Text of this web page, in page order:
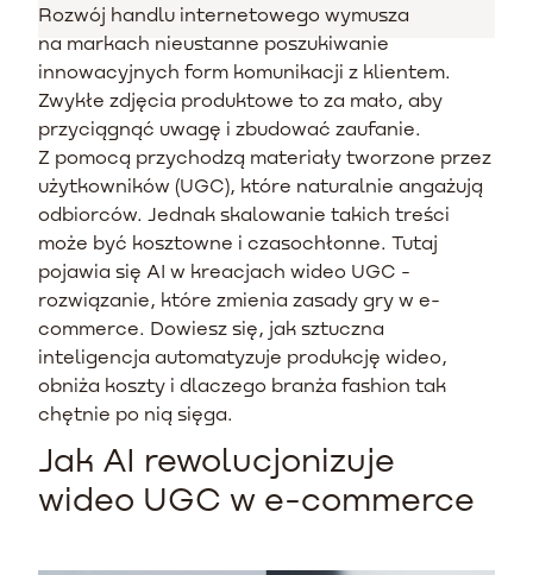
Rozwój handlu internetowego wymusza
na markach nieustanne poszukiwanie
innowacyjnych form komunikacji z klientem.
Zwykłe zdjęcia produktowe to za mało, aby
przyciągnąć uwagę i zbudować zaufanie.
Z pomocą przychodzą materiały tworzone przez
użytkowników (UGC), które naturalnie angażują
odbiorców. Jednak skalowanie takich treści
może być kosztowne i czasochłonne. Tutaj
pojawia się AI w kreacjach wideo UGC -
rozwiązanie, które zmienia zasady gry w e-
commerce. Dowiesz się, jak sztuczna
inteligencja automatyzuje produkcję wideo,
obniża koszty i dlaczego branża fashion tak
chętnie po nią sięga.
Jak AI rewolucjonizuje
wideo UGC w e-commerce